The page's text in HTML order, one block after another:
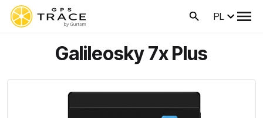
PL
Galileosky 7x Plus